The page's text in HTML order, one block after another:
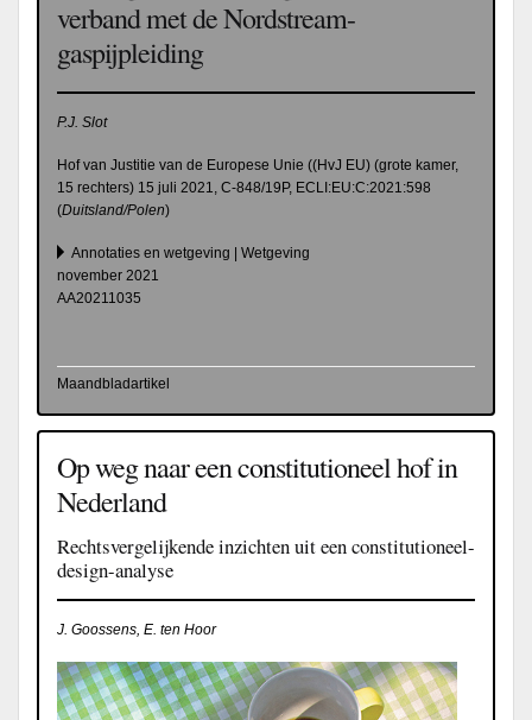
verband met de Nordstream-
gaspijpleiding
P.J. Slot
Hof van Justitie van de Europese Unie ((HvJ EU) (grote kamer,
15 rechters) 15 juli 2021, C-848/19P, ECLI:EU:C:2021:598
(Duitsland/Polen)
Annotaties en wetgeving | Wetgeving
november 2021
AA20211035
Maandbladartikel
Op weg naar een constitutioneel hof in
Nederland
Rechtsvergelijkende inzichten uit een constitutioneel-
design-analyse
J. Goossens, E. ten Hoor